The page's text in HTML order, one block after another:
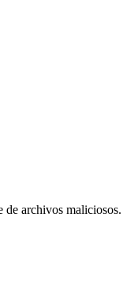
de archivos maliciosos.